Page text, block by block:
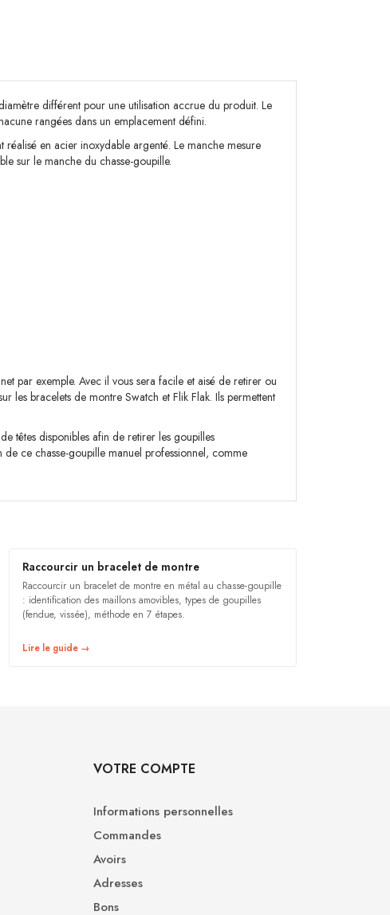
différent pour une utilisation accrue du produit. Le
rangées dans un emplacement défini.
en acier inoxydable argenté. Le manche mesure
sur le manche du chasse-goupille.
par exemple. Avec il vous sera facile et aisé de retirer ou
les bracelets de montre Swatch et Flik Flak. Ils permettent
têtes disponibles afin de retirer les goupilles
ce chasse-goupille manuel professionnel, comme
Raccourcir un bracelet de montre
Raccourcir un bracelet de montre en métal au chasse-goupille
: identification des maillons amovibles, types de goupilles
(fendue, vissée), méthode en 7 étapes.
Lire le guide →
VOTRE COMPTE
Informations personnelles
Commandes
Avoirs
Adresses
Bons